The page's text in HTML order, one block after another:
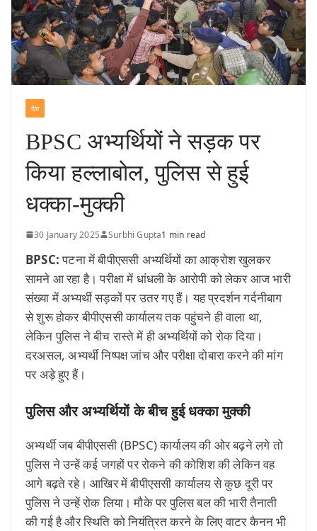
देश
BPSC अभ्यर्थियों ने सड़क पर
किया हल्लाबोल, पुलिस से हुई
धक्का-मुक्की
30 January 2025 Surbhi Gupta1 min read
BPSC:पटना में बीपीएससी अभ्यर्थियों का आक्रोश खुलकर
सामने आ रहा है। परीक्षा में धांधली के आरोपी को लेकर आज भारी
संख्या में अभ्यर्थी सड़कों पर उतर गए हैं। यह प्रदर्शन गर्दनीबाग
से शुरू होकर बीपीएससी कार्यालय तक पहुंचने ही वाला था,
लेकिन पुलिस ने बीच रास्ते में ही अभ्यर्थियों को रोक दिया।
दरअसल, अभ्यर्थी निष्पक्ष जांच और परीक्षा दोबारा करने की मांग
पर अड़े हुए हैं।
पुलिस और अभ्यर्थियों के बीच हुई धक्का मुक्की
अभ्यर्थी जब बीपीएससी (BPSC) कार्यालय की ओर बढ़ने लगे तो
पुलिस ने उन्हें कई जगहों पर रोकने की कोशिश की लेकिन वह
आगे बढ़ते रहे। आखिर में बीपीएससी कार्यालय से कुछ दूरी पर
पुलिस ने उन्हें रोक लिया। मौके पर पुलिस बल की भारी तैनाती
की गई है और स्थिति को नियंत्रित करने के लिए वाटर कैनन भी